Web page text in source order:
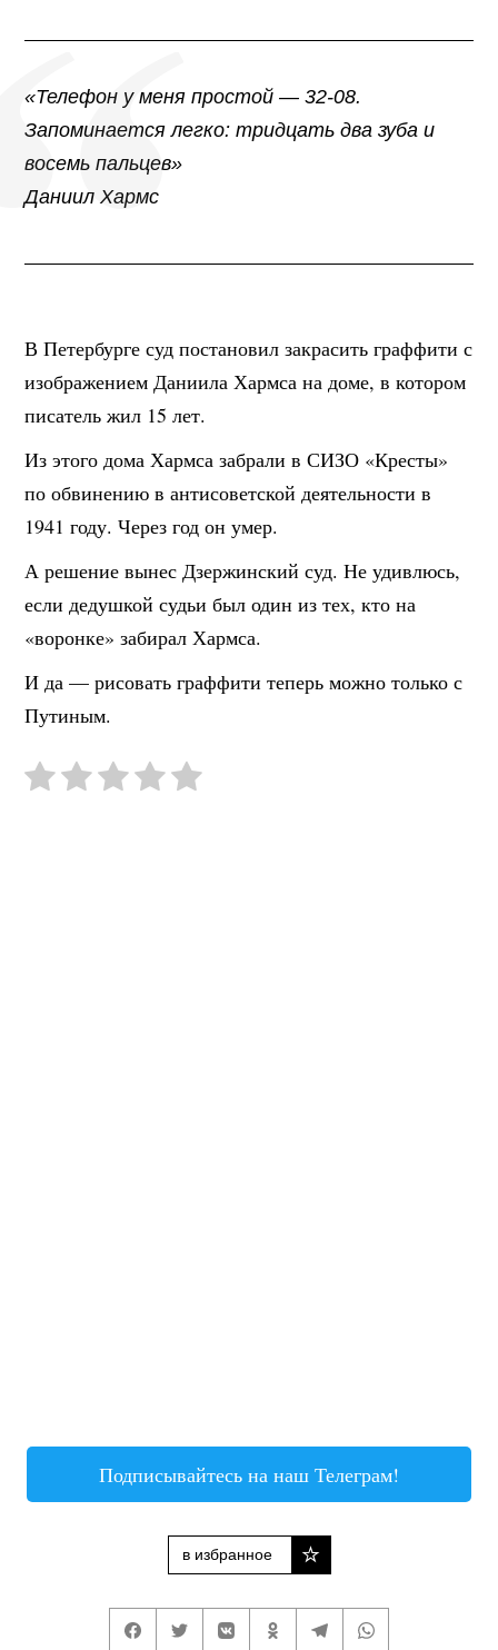
​«Телефон у меня простой — 32-08.
Запоминается легко: тридцать два зуба и
восемь пальцев»
Даниил Хармс
В Петербурге суд постановил закрасить граффити с
изображением Даниила Хармса на доме, в котором
писатель жил 15 лет.
Из этого дома Хармса забрали в СИЗО «Кресты»
по обвинению в антисоветской деятельности в
1941 году. Через год он умер.
А решение вынес Дзержинский суд. Не удивлюсь,
если дедушкой судьи был один из тех, кто на
«воронке» забирал Хармса.
И да — рисовать граффити теперь можно только с
Путиным.
Подписывайтесь на наш Телеграм!
в избранное